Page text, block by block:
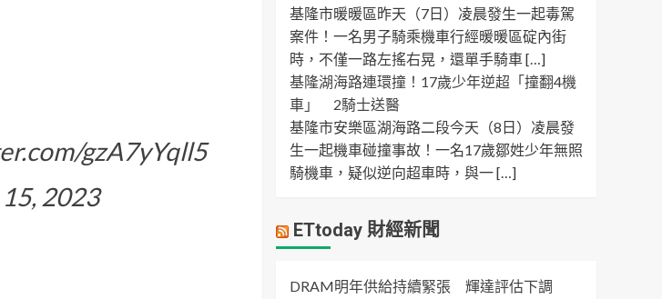
gzA7yYqll5
2023
基隆市暖暖區昨天（7日）凌晨發生一起毒駕
案件！一名男子騎乘機車行經暖暖區碇內街
時，不僅一路左搖右晃，還單手騎車 […]
基隆湖海路連環撞！17歲少年逆超「撞翻4機
車」 2騎士送醫
基隆市安樂區湖海路二段今天（8日）凌晨發
生一起機車碰撞事故！一名17歲鄒姓少年無照
騎機車，疑似逆向超車時，與一 […]
ETtoday 財經新聞
DRAM明年供給持續緊張 輝達評估下調